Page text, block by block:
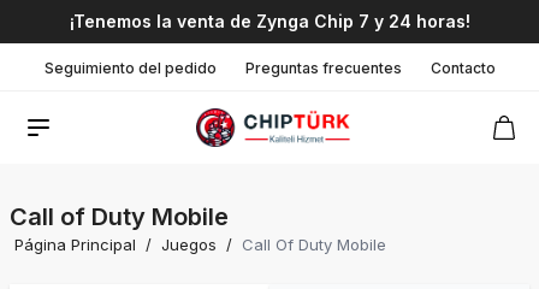
¡Tenemos la venta de Zynga Chip 7 y 24 horas!
Seguimiento del pedido Preguntas frecuentes Contacto
Call of Duty Mobile
Página Principal / Juegos / Call Of Duty Mobile